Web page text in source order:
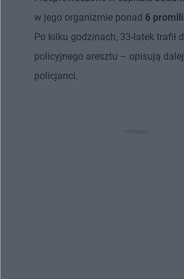
w jego organizmie ponad 6
Po kilku godzinach, 33-latek trafił
policyjnego aresztu – opisują
policjanci.